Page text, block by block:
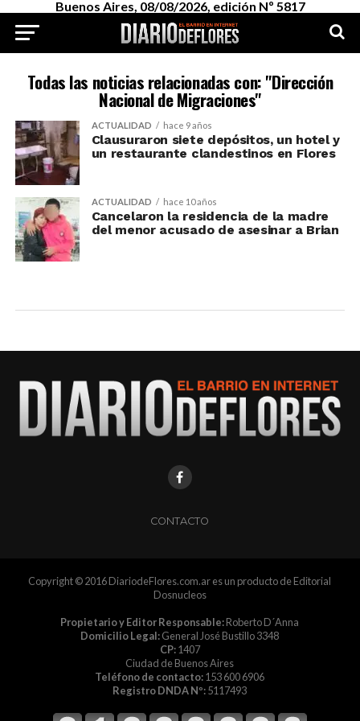
Buenos Aires, 08/08/2026, edición Nº 5817
Todas las noticias relacionadas con: "Dirección
Nacional de Migraciones"
ACTUALIDAD hace 9 años
Clausuraron siete depósitos, un hotel y
un restaurante clandestinos en Flores
ACTUALIDAD hace 10 años
Cancelaron la residencia de la madre
del menor acusado de asesinar a Brian
CONTACTO
Copyright © 2016 DiariodeFlores.com.ar es un producto de Editorial
Dosnucleos
Propietario y Editor Responsable:Roberto D´Anna
Domicilio Legal:General José Bustillo 3348
CP:1407
Ciudad de Buenos Aires
Teléfono de contacto:153 600 6906
Registro DNDA Nº:5117493